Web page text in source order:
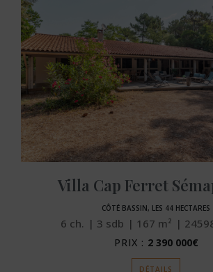
Villa Cap Ferret
CÔTÉ BASSIN, LES 44 HECTARES
6 ch. 3 sdb 167 m²
PRIX : 2 390 000€
DÉTAILS